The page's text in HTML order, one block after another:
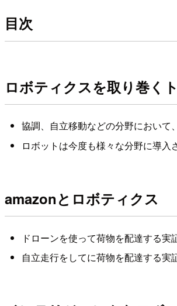
目次
ロボティクスを取り巻く
協調、自立移動などの分野において
ロボットは今度も様々な分野に導入
amazonとロボティクス
ドローンを使って荷物を配達する実
自立走行をしてに荷物を配達する実